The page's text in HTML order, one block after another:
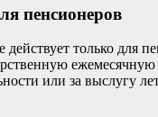
пенсионеров
только для
или за выслугу